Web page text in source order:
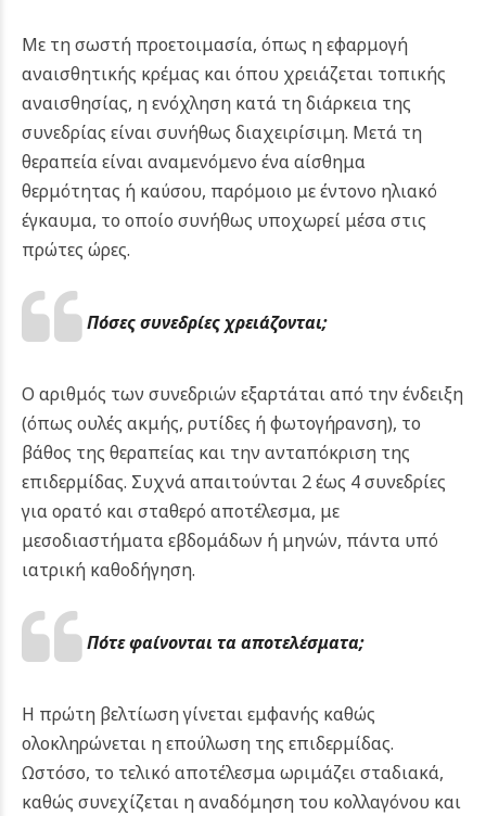
Με τη σωστή προετοιμασία, όπως η εφαρμογή
αναισθητικής κρέμας και όπου χρειάζεται τοπικής
αναισθησίας, η ενόχληση κατά τη διάρκεια της
συνεδρίας είναι συνήθως διαχειρίσιμη. Μετά τη
θεραπεία είναι αναμενόμενο ένα αίσθημα
θερμότητας ή καύσου, παρόμοιο με έντονο ηλιακό
έγκαυμα, το οποίο συνήθως υποχωρεί μέσα στις
πρώτες ώρες.
Πόσες συνεδρίες χρειάζονται;
Ο αριθμός των συνεδριών εξαρτάται από την ένδειξη
(όπως ουλές ακμής, ρυτίδες ή φωτογήρανση), το
βάθος της θεραπείας και την ανταπόκριση της
επιδερμίδας. Συχνά απαιτούνται 2 έως 4 συνεδρίες
για ορατό και σταθερό αποτέλεσμα, με
μεσοδιαστήματα εβδομάδων ή μηνών, πάντα υπό
ιατρική καθοδήγηση.
Πότε φαίνονται τα αποτελέσματα;
Η πρώτη βελτίωση γίνεται εμφανής καθώς
ολοκληρώνεται η επούλωση της επιδερμίδας.
Ωστόσο, το τελικό αποτέλεσμα ωριμάζει σταδιακά,
καθώς συνεχίζεται η αναδόμηση του κολλαγόνου και